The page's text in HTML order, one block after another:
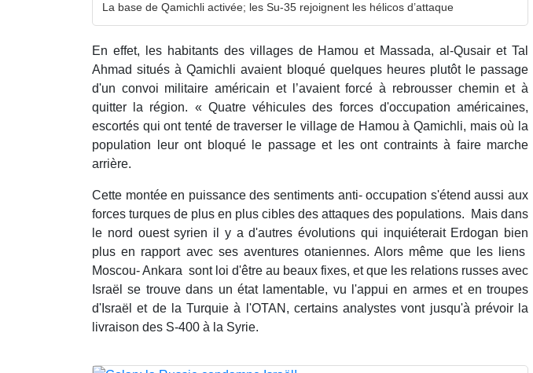
La base de Qamichli activée; les Su-35 rejoignent les hélicos d’attaque
En effet, les habitants des villages de Hamou et Massada, al-Qusair et Tal
Ahmad situés à Qamichli avaient bloqué quelques heures plutôt le passage
d'un convoi militaire américain et l’avaient forcé à rebrousser chemin et à
quitter la région. « Quatre véhicules des forces d'occupation américaines,
escortés qui ont tenté de traverser le village de Hamou à Qamichli, mais où la
population leur ont bloqué le passage et les ont contraints à faire marche
arrière.
Cette montée en puissance des sentiments anti- occupation s'étend aussi aux
forces turques de plus en plus cibles des attaques des populations. Mais dans
le nord ouest syrien il y a d'autres évolutions qui inquiéterait Erdogan bien
plus en rapport avec ses aventures otaniennes. Alors même que les liens
Moscou- Ankara sont loi d'être au beaux fixes, et que les relations russes avec
Israël se trouve dans un état lamentable, vu l'appui en armes et en troupes
d'Israël et de la Turquie à l'OTAN, certains analystes vont jusqu'à prévoir la
livraison des S-400 à la Syrie.